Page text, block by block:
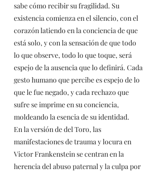
sabe cómo recibir su fragilidad. Su
existencia comienza en el silencio, con el
corazón latiendo en la conciencia de que
está solo, y con la sensación de que todo
lo que observe, todo lo que toque, será
espejo de la ausencia que lo definirá. Cada
gesto humano que percibe es espejo de lo
que le fue negado, y cada rechazo que
sufre se imprime en su conciencia,
moldeando la esencia de su identidad.
En la versión de del Toro, las
manifestaciones de trauma y locura en
Victor Frankenstein se centran en la
herencia del abuso paternal y la culpa por